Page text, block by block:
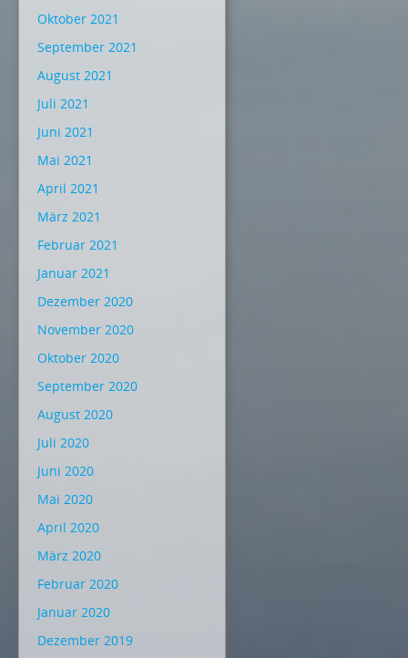
Oktober 2021
September 2021
August 2021
Juli 2021
Juni 2021
Mai 2021
April 2021
März 2021
Februar 2021
Januar 2021
Dezember 2020
November 2020
Oktober 2020
September 2020
August 2020
Juli 2020
Juni 2020
Mai 2020
April 2020
März 2020
Februar 2020
Januar 2020
Dezember 2019